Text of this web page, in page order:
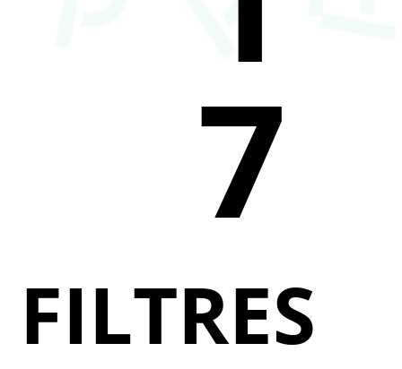
7
FILTRES